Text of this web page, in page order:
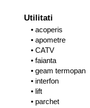
Utilitati
• acoperis
• apometre
• CATV
• faianta
• geam termopan
• interfon
• lift
• parchet